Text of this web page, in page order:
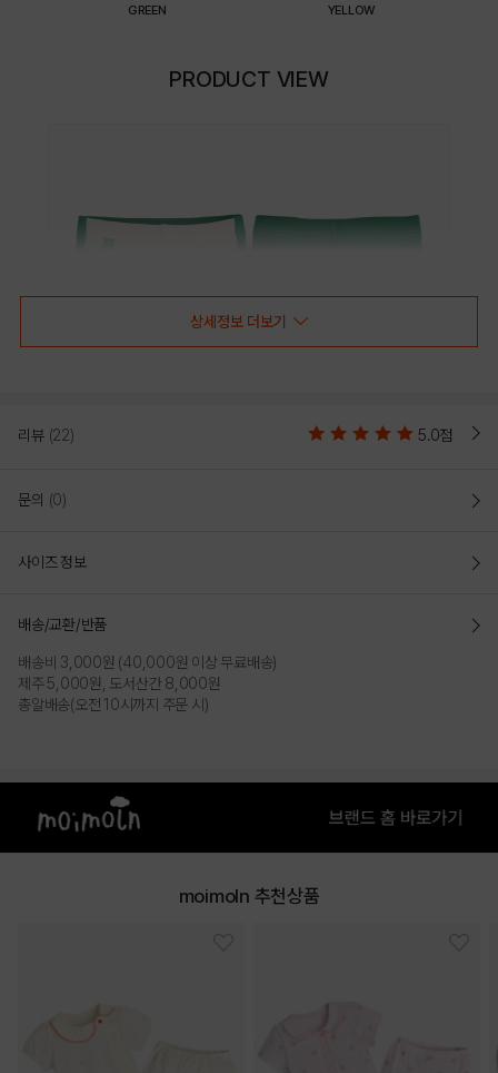
GREEN YELLOW
PRODUCT VIEW
상세정보 더보기
리뷰 (22) 5.0점
문의 (0)
사이즈 정보
배송/교환/반품
배송비 3,000원 (40,000원 이상 무료배송)
제주 5,000원, 도서산간 8,000원
총알배송(오전 10시까지 주문 시)
moimoln 추천상품